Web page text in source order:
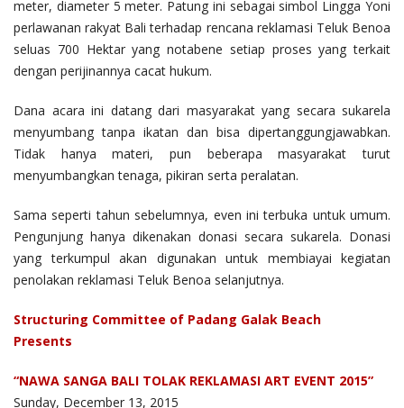
meter, diameter 5 meter. Patung ini sebagai simbol Lingga Yoni
perlawanan rakyat Bali terhadap rencana reklamasi Teluk Benoa
seluas 700 Hektar yang notabene setiap proses yang terkait
dengan perijinannya cacat hukum.
Dana acara ini datang dari masyarakat yang secara sukarela
menyumbang tanpa ikatan dan bisa dipertanggungjawabkan.
Tidak hanya materi, pun beberapa masyarakat turut
menyumbangkan tenaga, pikiran serta peralatan.
Sama seperti tahun sebelumnya, even ini terbuka untuk umum.
Pengunjung hanya dikenakan donasi secara sukarela. Donasi
yang terkumpul akan digunakan untuk membiayai kegiatan
penolakan reklamasi Teluk Benoa selanjutnya.
Structuring Committee of Padang Galak Beach
Presents
“NAWA SANGA BALI TOLAK REKLAMASI ART EVENT 2015”
Sunday, December 13, 2015